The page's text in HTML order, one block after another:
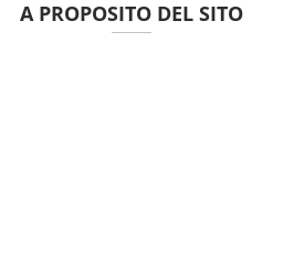
A PROPOSITO DEL SITO